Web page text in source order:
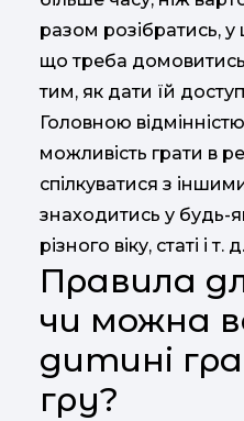
разом розібратись,
що треба
тим, як дати їй
Головною
можливість грати в
спілкуватися з
знаходитись у будь-
різного віку, статі і т. д.
Правила
чи можна
дитині
гру?